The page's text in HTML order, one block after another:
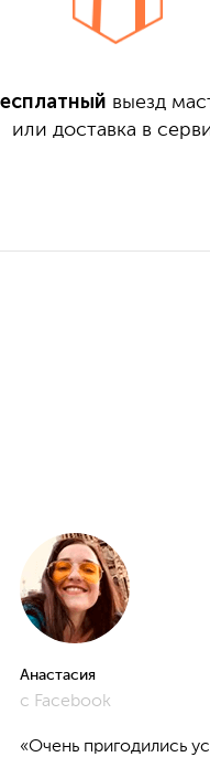
выезд
или доставка в
Анастасия
с Facebook
«Очень пригодились